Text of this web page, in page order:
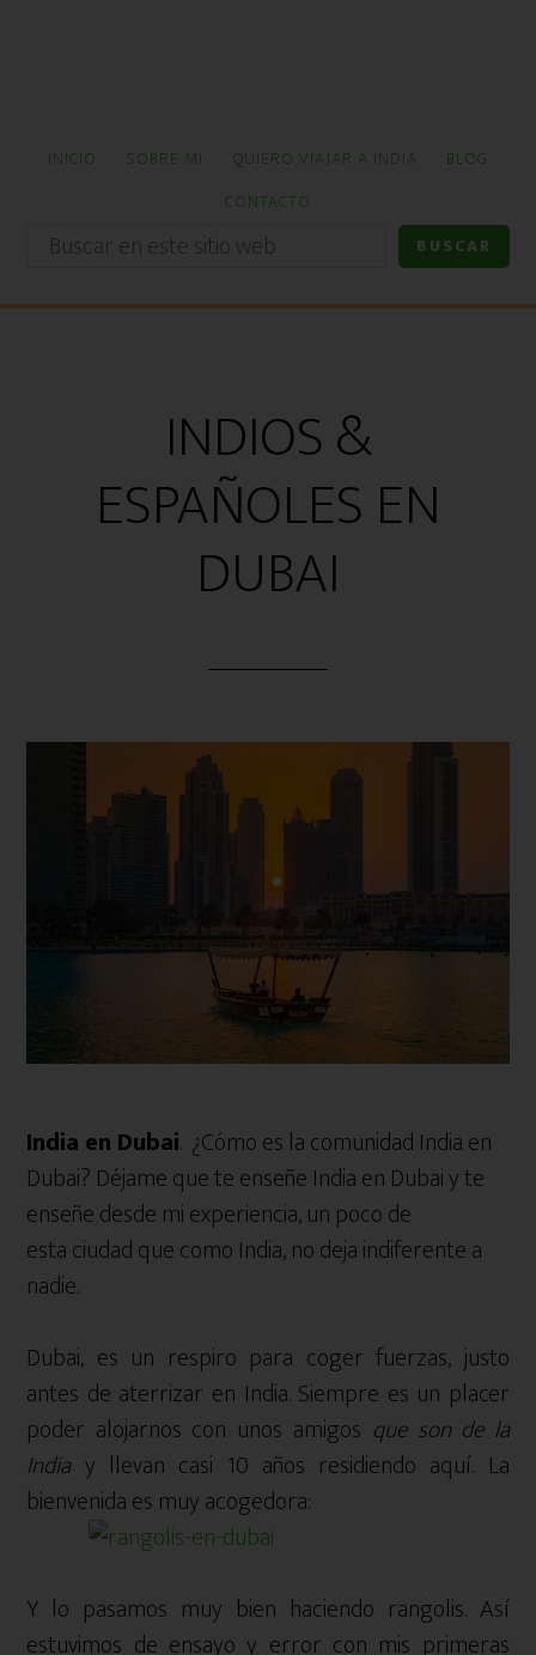
lateralINICIO SOBRE MI QUIERO VIAJAR A INDIA
BLOG
CONTACTO
Buscar
sitio
INDIOS &
ESPAÑOLES EN
DUBAI
India en Dubai. ¿Cómo es la comunidad India en
Dubai? Déjame que te enseñe India en Dubai y te
enseñe desde mi experiencia, un poco de
esta ciudad que como India, no deja indiferente a
nadie.
Dubai, es un respiro para coger fuerzas, justo
antes de aterrizar en India. Siempre es un placer
poder alojarnos con unos amigos que son de la
Indiay llevan casi 10 años residiendo aquí. La
bienvenida es muy acogedora:
Y lo pasamos muy bien haciendo rangolis. Así
estuvimos de ensayo y error con mis primeras